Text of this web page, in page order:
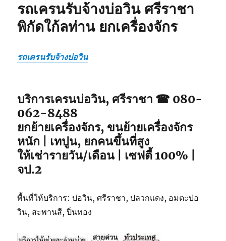
รถเครนรับจ้างบ่อวิน ศรีราชา
พิกัดใก้ลท่าน ยกเครื่องจักร
รถเครนรับจ้างบ่อวิน
บริการเครนบ่อวิน, ศรีราชา ☎ 080-
062-8488
ยกย้ายเครื่องจักร, ขนย้ายเครื่องจักร
หนัก | เทปูน, ยกคนขึ้นที่สูง
ให้เช่ารายวัน/เดือน | เซฟตี้ 100% |
จป.2
พื้นที่ให้บริการ: บ่อวิน, ศรีราชา, ปลวกแดง, อมตะบ่อ
วิน, สะพานสี, ปิ่นทอง